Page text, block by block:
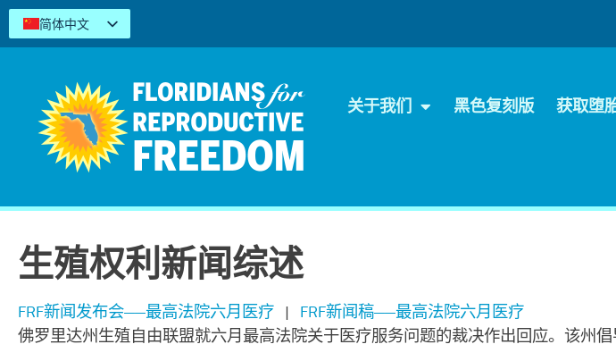
简体中文
English
Kreyòl
Tiếng Việt
العربية
关于我们 黑色复刻版 获取堕
生殖权利新闻综述
FRF新闻发布会——最高法院六月医疗 | FRF新闻稿——最高法院六月医疗
佛罗里达州生殖自由联盟就六月最高法院关于医疗服务问题的裁决作出回应。该州